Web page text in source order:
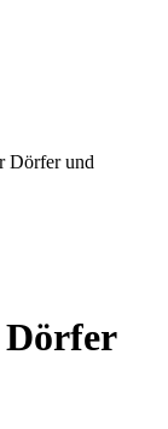
Dörfer und